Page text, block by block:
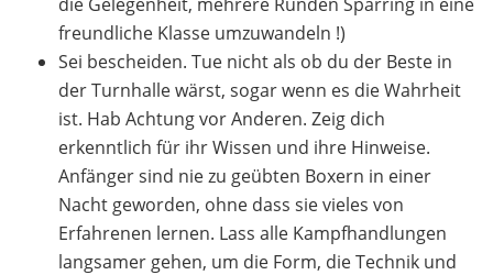
freundliche Klasse umzuwandeln !)
Sei bescheiden. Tue nicht als ob du der Beste in
der Turnhalle wärst, sogar wenn es die Wahrheit
ist. Hab Achtung vor Anderen. Zeig dich
erkenntlich für ihr Wissen und ihre Hinweise.
Anfänger sind nie zu geübten Boxern in einer
Nacht geworden, ohne dass sie vieles von
Erfahrenen lernen. Lass alle Kampfhandlungen
langsamer gehen, um die Form, die Technik und